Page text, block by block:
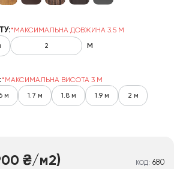
*МАКСИМАЛЬНА ДОВЖИНА 3.5 М
м
*МАКСИМАЛЬНА ВИСОТА 3 М
м 1.7 м 1.8 м 1.9 м 2 м
₴/м2) КОД: 680